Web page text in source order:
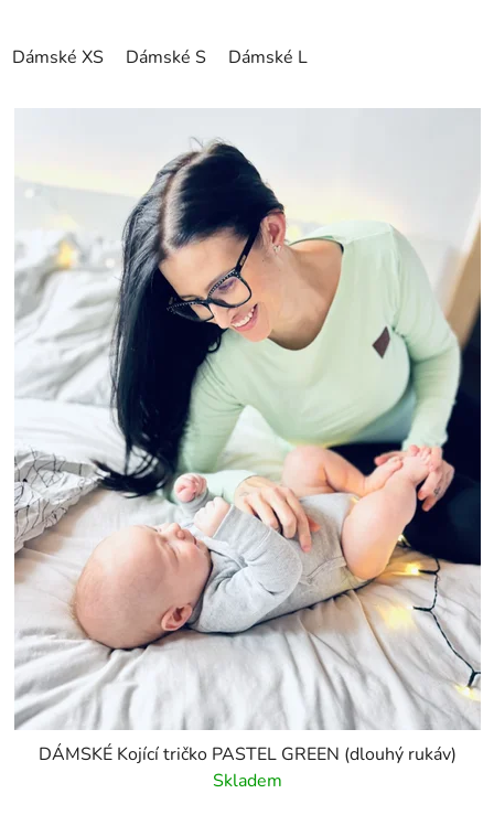
Dámské XS Dámské S Dámské L
DÁMSKÉ Kojící tričko PASTEL GREEN (dlouhý rukáv)
Skladem